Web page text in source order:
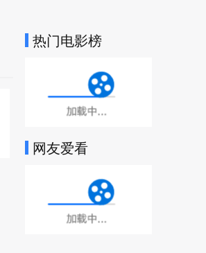
热门电影榜
网友爱看